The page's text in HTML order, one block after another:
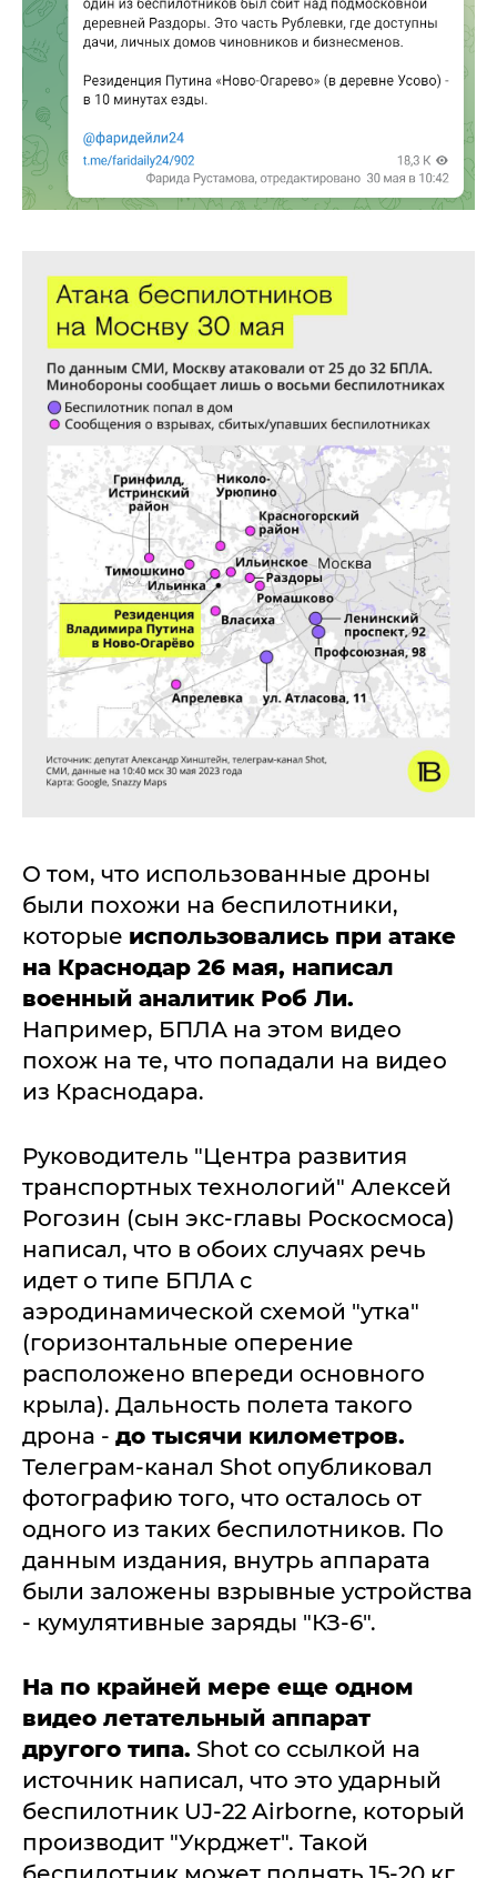
О том, что использованные дроны
были похожи на беспилотники,
которые использовались при атаке
на Краснодар 26 мая, написал
военный аналитик Роб Ли.
Например, БПЛА на этом видео
похож на те, что попадали на видео
из Краснодара.
Руководитель "Центра развития
транспортных технологий" Алексей
Рогозин (сын экс-главы Роскосмоса)
написал, что в обоих случаях речь
идет о типе БПЛА с
аэродинамической схемой "утка"
(горизонтальные оперение
расположено впереди основного
крыла). Дальность полета такого
дрона - до тысячи километров.
Телеграм-канал Shot опубликовал
фотографию того, что осталось от
одного из таких беспилотников. По
данным издания, внутрь аппарата
были заложены взрывные устройства
- кумулятивные заряды "КЗ-6".
На по крайней мере еще одном
видео летательный аппарат
другого типа. Shot со ссылкой на
источник написал, что это ударный
беспилотник UJ-22 Airborne, который
производит "Укрджет". Такой